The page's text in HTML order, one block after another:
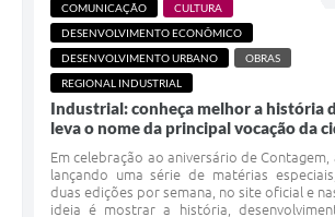
COMUNICAÇÃO
CULTURA
DESENVOLVIMENTO ECONÔMICO
DESENVOLVIMENTO URBANO
OBRAS
REGIONAL INDUSTRIAL
Industrial: conheça melhor a história
leva o nome da principal vocação da
Em celebração ao aniversário de
lançando uma série de matérias
duas edições por semana, no site oficial e
ideia é mostrar a história,